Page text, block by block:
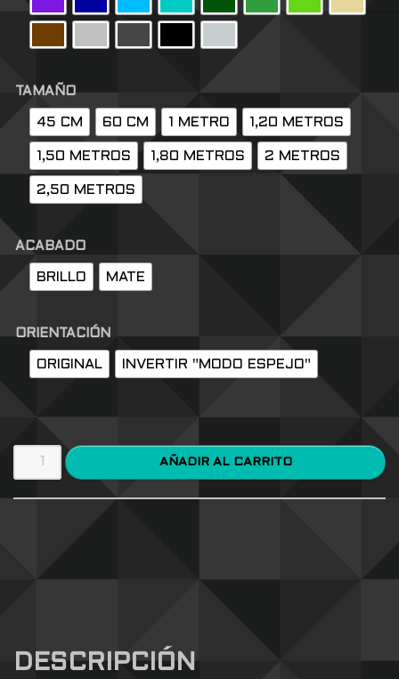
TAMAÑO
45 CM 60 CM 1 METRO 1,20 METROS
1,50 METROS 1,80 METROS 2 METROS
2,50 METROS
ACABADO
BRILLO MATE
ORIENTACIÓN
ORIGINAL INVERTIR "MODO ESPEJO"
AÑADIR AL CARRITO
DESCRIPCIÓN